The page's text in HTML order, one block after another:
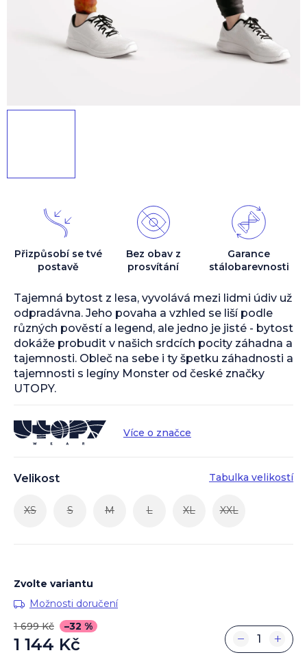
Velikost Tabulka velikostí
XS S M L XL XXL
Tajemná bytost z lesa, vyvolává mezi lidmi údiv už
odpradávna. Jeho povaha a vzhled se liší podle
různých pověstí a legend, ale jedno je jisté - bytost
dokáže probudit v našich srdcích pocity záhadna a
tajemnosti. Obleč na sebe i ty špetku záhadnosti a
tajemnosti s legíny Monster od české značky
UTOPY.
Více o značce
Přizpůsobí se tvé
postavě
Bez obav z
prosvítání
Garance
stálobarevnosti
Zvolte variantu
Možnosti doručení
1 699 Kč
–32 %
1 144 Kč +
−